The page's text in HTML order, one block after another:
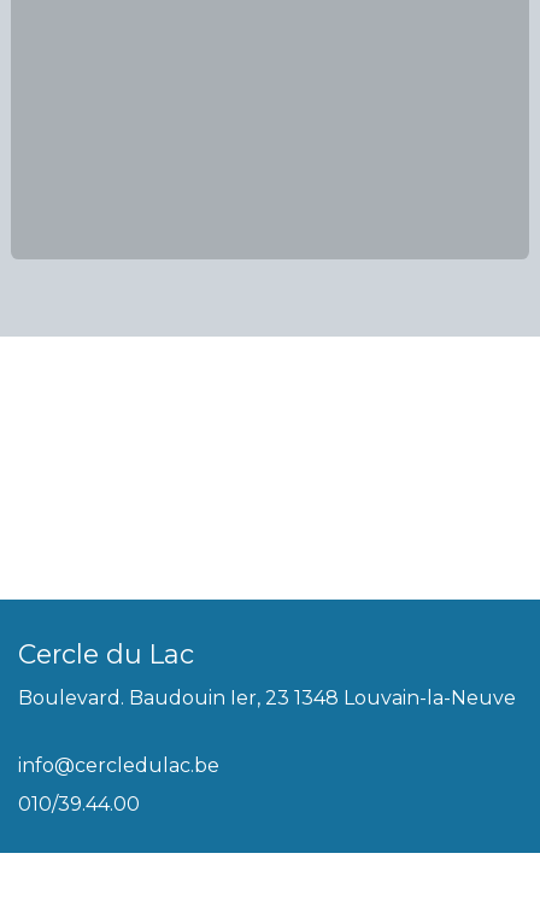
Cercle du Lac
Boulevard. Baudouin Ier, 23 1348 Louvain-la-Neuve
info@cercledulac.be
010/39.44.00